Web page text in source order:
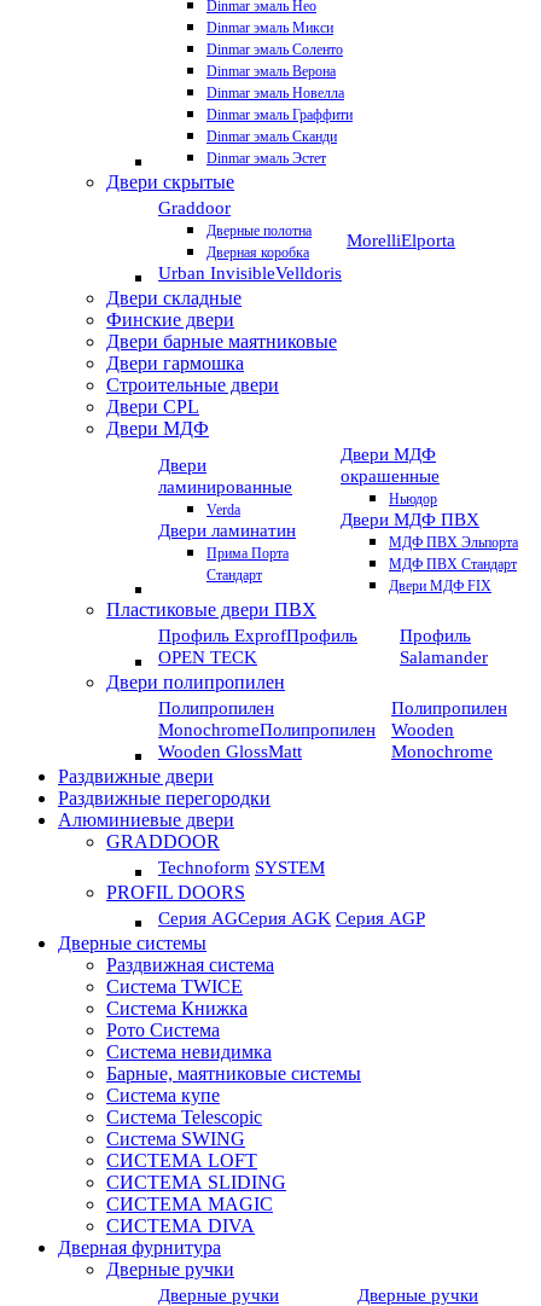
Dinmar эмаль Нео
Dinmar эмаль Микси
Dinmar эмаль Соленто
Dinmar эмаль Верона
Dinmar эмаль Новелла
Dinmar эмаль Граффити
Dinmar эмаль Сканди
Dinmar эмаль Эстет
Двери скрытые
Graddoor
Дверные полотна
Дверная коробка
Urban InvisibleVelldoris
MorelliElporta
Двери складные
Финские двери
Двери барные маятниковые
Двери гармошка
Строительные двери
Двери CРL
Двери МДФ
Двери
ламинированные
Verda
Двери ламинатин
Прима Порта
Стандарт
Двери МДФ
окрашенные
Ньюдор
Двери МДФ ПВХ
МДФ ПВХ Эльпорта
МДФ ПВХ Стандарт
Двери МДФ FIX
Пластиковые двери ПВХ
Профиль ExprofПрофиль
OPEN TECK
Профиль
Salamander
Двери полипропилен
Полипропилен
MonochromeПолипропилен
Wooden GlossMatt
Полипропилен
Wooden
Monochrome
Раздвижные двери
Раздвижные перегородки
Алюминиевые двери
GRADDOOR
Technoform SYSTEM
PROFIL DOORS
Серия AGСерия AGK Серия AGP
Дверные системы
Раздвижная система
Система TWICE
Система Книжка
Рото Система
Система невидимка
Барные, маятниковые системы
Система купе
Система Telescopic
Система SWING
СИСТЕМА LOFT
СИСТЕМА SLIDING
СИСТЕМА MAGIC
СИСТЕМА DIVA
Дверная фурнитура
Дверные ручки
Дверные ручки
Дверные ручки